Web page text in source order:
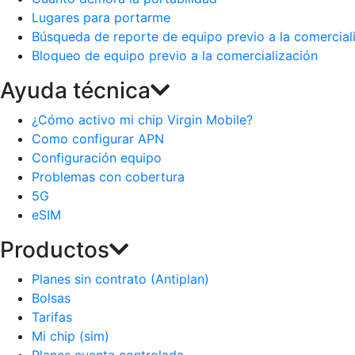
Lugares para portarme
Búsqueda de reporte de equipo previo a la
Bloqueo de equipo previo a la comercialización
Ayuda técnica
¿Cómo activo mi chip Virgin Mobile?
Como configurar APN
Configuración equipo
Problemas con cobertura
5G
eSIM
Productos
Planes sin contrato (Antiplan)
Bolsas
Tarifas
Mi chip (sim)